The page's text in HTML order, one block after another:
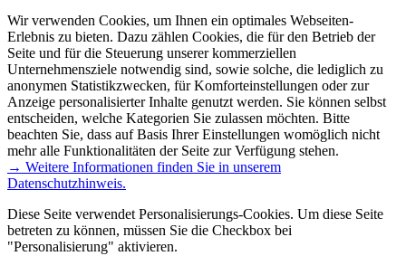
Wir verwenden Cookies, um Ihnen ein optimales Webseiten-
Erlebnis zu bieten. Dazu zählen Cookies, die für den Betrieb der
Seite und für die Steuerung unserer kommerziellen
Unternehmensziele notwendig sind, sowie solche, die lediglich zu
anonymen Statistikzwecken, für Komforteinstellungen oder zur
Anzeige personalisierter Inhalte genutzt werden. Sie können selbst
entscheiden, welche Kategorien Sie zulassen möchten. Bitte
beachten Sie, dass auf Basis Ihrer Einstellungen womöglich nicht
mehr alle Funktionalitäten der Seite zur Verfügung stehen.
→ Weitere Informationen finden Sie in unserem
Datenschutzhinweis.
Diese Seite verwendet Personalisierungs-Cookies. Um diese Seite
betreten zu können, müssen Sie die Checkbox bei
"Personalisierung" aktivieren.